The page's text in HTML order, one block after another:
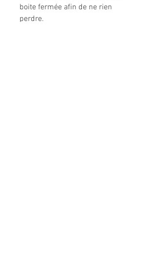
boite fermée afin de ne rien
perdre.